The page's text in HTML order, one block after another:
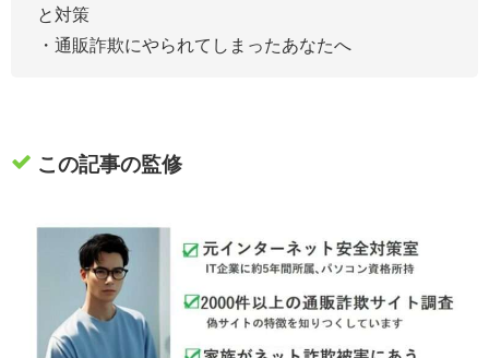
と対策
・通販詐欺にやられてしまったあなたへ
この記事の監修